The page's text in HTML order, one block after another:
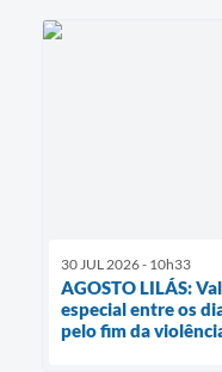
30 JUL 2026 - 10h33
AGOSTO LILÁS:
especial entre os
pelo fim da